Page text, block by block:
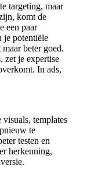
targeting, maar
komt de
een paar
je potentiële
beter goed.
zet je expertise
In ads,
templates
te
testen en
herkenning,